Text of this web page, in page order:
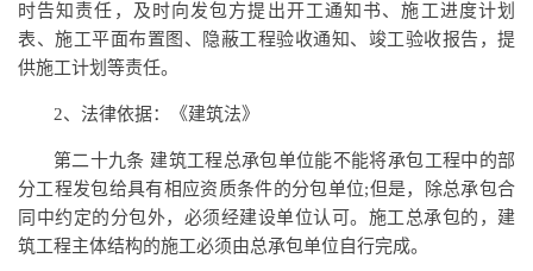
时告知责任，及时向发包方提出开工通知书、施工进度计划
表、施工平面布置图、隐蔽工程验收通知、竣工验收报告，提
供施工计划等责任。
2、法律依据：《建筑法》
第二十九条 建筑工程总承包单位能不能将承包工程中的部
分工程发包给具有相应资质条件的分包单位;但是，除总承包合
同中约定的分包外，必须经建设单位认可。施工总承包的，建
筑工程主体结构的施工必须由总承包单位自行完成。